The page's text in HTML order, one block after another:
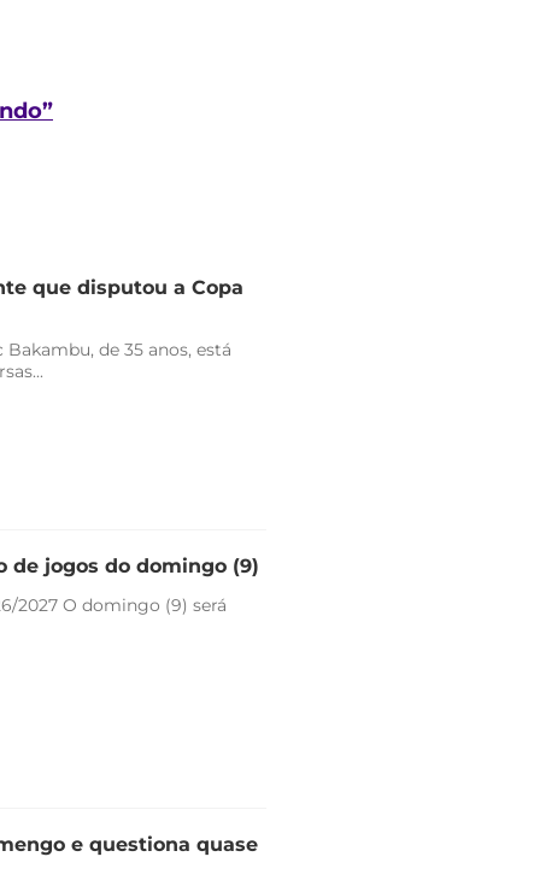
que disputou a Copa
de 35 anos, está
de jogos do domingo (9)
2027 O domingo (9) será
e questiona quase